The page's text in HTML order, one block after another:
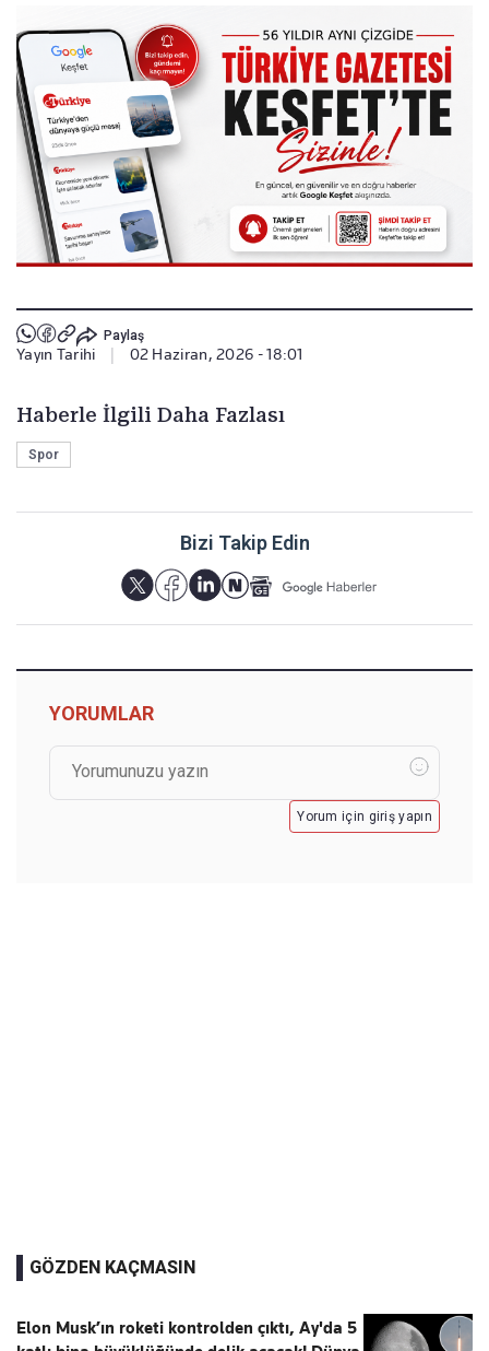
Paylaş
Yayın Tarihi 02 Haziran, 2026 - 18:01
Haberle İlgili Daha Fazlası
Spor
Bizi Takip Edin
YORUMLAR
Yorum için giriş yapın
GÖZDEN KAÇMASIN
Elon Musk’ın roketi kontrolden çıktı, Ay'da 5